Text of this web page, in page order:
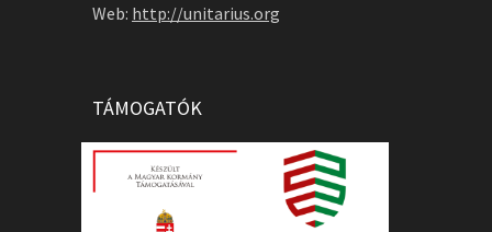
Web: http://unitarius.org
TÁMOGATÓK